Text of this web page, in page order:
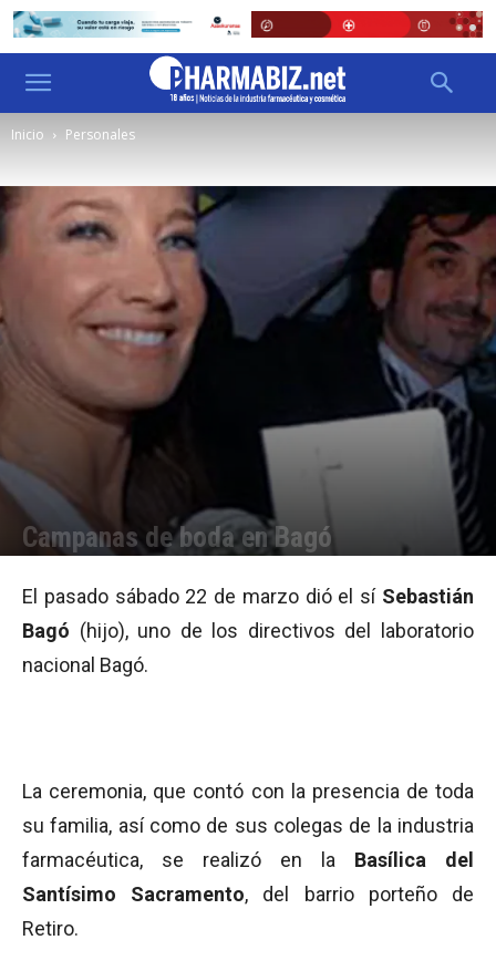
Inicio Personales
Campanas de boda en Bagó
El pasado sábado 22 de marzo dió el sí Sebastián
Bagó (hijo), uno de los directivos del laboratorio
nacional Bagó.
La ceremonia, que contó con la presencia de toda
su familia, así como de sus colegas de la industria
farmacéutica, se realizó en la Basílica del
Santísimo Sacramento, del barrio porteño de
Retiro.